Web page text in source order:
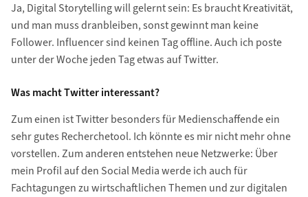
Ja, Digital Storytelling will gelernt sein: Es braucht Kreativität,
und man muss dranbleiben, sonst gewinnt man keine
Follower. Influencer sind keinen Tag offline. Auch ich poste
unter der Woche jeden Tag etwas auf Twitter.
Was macht Twitter interessant?
Zum einen ist Twitter besonders für Medienschaffende ein
sehr gutes Recherchetool. Ich könnte es mir nicht mehr ohne
vorstellen. Zum anderen entstehen neue Netzwerke: Über
mein Profil auf den Social Media werde ich auch für
Fachtagungen zu wirtschaftlichen Themen und zur digitalen